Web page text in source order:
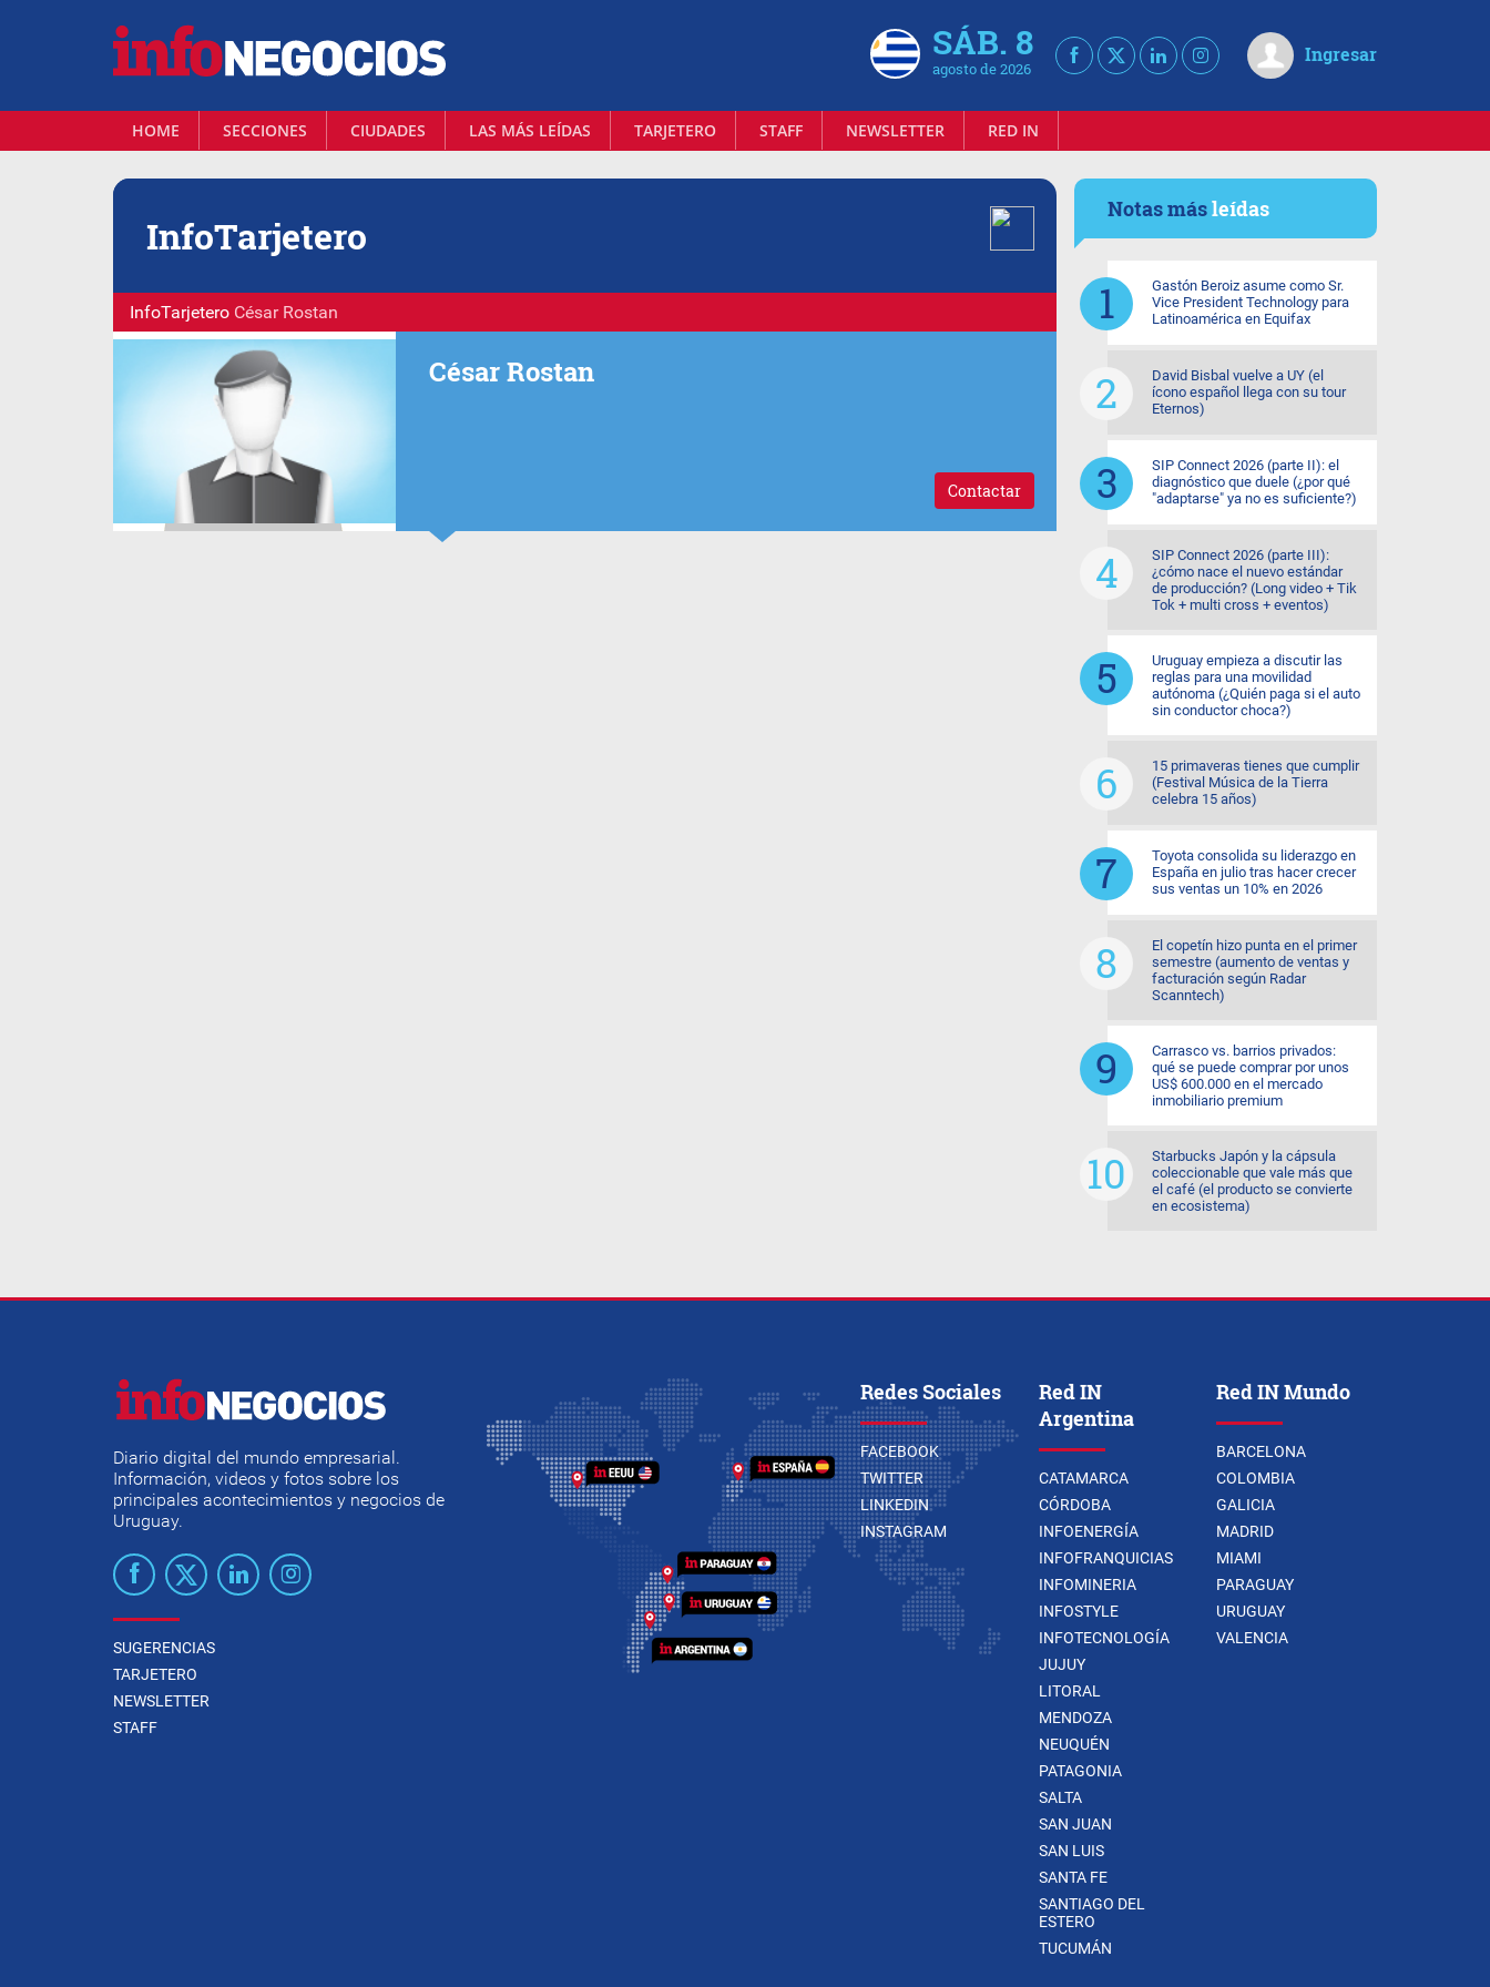
SÁB. 8
agosto de 2026
Ingresar
HOME SECCIONES CIUDADES LAS MÁS LEÍDAS TARJETERO STAFF NEWSLETTER RED IN
InfoTarjetero
InfoTarjetero César Rostan
César Rostan
Contactar
Notas másleídas
Gastón Beroiz asume como Sr.
Vice President Technology para
Latinoamérica en Equifax
David Bisbal vuelve a UY (el
ícono español llega con su tour
Eternos)
SIP Connect 2026 (parte II): el
diagnóstico que duele (¿por qué
"adaptarse" ya no es suficiente?)
SIP Connect 2026 (parte III):
¿cómo nace el nuevo estándar
de producción? (Long video + Tik
Tok + multi cross + eventos)
Uruguay empieza a discutir las
reglas para una movilidad
autónoma (¿Quién paga si el auto
sin conductor choca?)
15 primaveras tienes que cumplir
(Festival Música de la Tierra
celebra 15 años)
Toyota consolida su liderazgo en
España en julio tras hacer crecer
sus ventas un 10% en 2026
El copetín hizo punta en el primer
semestre (aumento de ventas y
facturación según Radar
Scanntech)
Carrasco vs. barrios privados:
qué se puede comprar por unos
US$ 600.000 en el mercado
inmobiliario premium
Starbucks Japón y la cápsula
coleccionable que vale más que
el café (el producto se convierte
en ecosistema)
Diario digital del mundo empresarial.
Información, videos y fotos sobre los
principales acontecimientos y negocios de
Uruguay.
SUGERENCIAS
TARJETERO
NEWSLETTER
STAFF
Redes Sociales
FACEBOOK
TWITTER
LINKEDIN
INSTAGRAM
Red IN
Argentina
CATAMARCA
CÓRDOBA
INFOENERGÍA
INFOFRANQUICIAS
INFOMINERIA
INFOSTYLE
INFOTECNOLOGÍA
JUJUY
LITORAL
MENDOZA
NEUQUÉN
PATAGONIA
SALTA
SAN JUAN
SAN LUIS
SANTA FE
SANTIAGO DEL
ESTERO
TUCUMÁN
Red IN Mundo
BARCELONA
COLOMBIA
GALICIA
MADRID
MIAMI
PARAGUAY
URUGUAY
VALENCIA